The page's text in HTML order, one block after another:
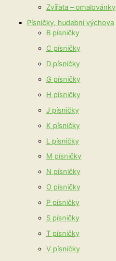
Zvířata – omalovánky
Písničky, hudební výchova
B písničky
C písničky
D písničky
G písničky
H písničky
J písničky
K písničky
L písničky
M písničky
N písničky
O písničky
P písničky
S písničky
T písničky
V písničky